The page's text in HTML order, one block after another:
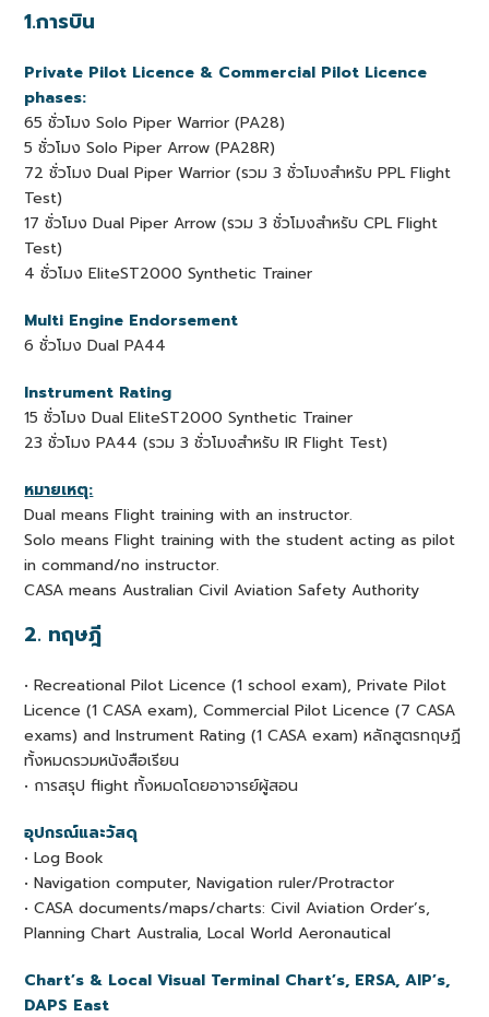
1.การบิน
Private Pilot Licence & Commercial Pilot Licence
phases:
65 ชั่วโมง Solo Piper Warrior (PA28)
5 ชั่วโมง Solo Piper Arrow (PA28R)
72 ชั่วโมง Dual Piper Warrior (รวม 3 ชั่วโมงสำหรับ PPL Flight
Test)
17 ชั่วโมง Dual Piper Arrow (รวม 3 ชั่วโมงสำหรับ CPL Flight
Test)
4 ชั่วโมง EliteST2000 Synthetic Trainer
Multi Engine Endorsement
6 ชั่วโมง Dual PA44
Instrument Rating
15 ชั่วโมง Dual EliteST2000 Synthetic Trainer
23 ชั่วโมง PA44 (รวม 3 ชั่วโมงสำหรับ IR Flight Test)
หมายเหตุ:
Dual means Flight training with an instructor.
Solo means Flight training with the student acting as pilot
in command/no instructor.
CASA means Australian Civil Aviation Safety Authority
2. ทฤษฎี
• Recreational Pilot Licence (1 school exam), Private Pilot
Licence (1 CASA exam), Commercial Pilot Licence (7 CASA
exams) and Instrument Rating (1 CASA exam) หลักสูตรทฤษฏี
ทั้งหมดรวมหนังสือเรียน
• การสรุป flight ทั้งหมดโดยอาจารย์ผู้สอน
อุปกรณ์และวัสดุ
• Log Book
• Navigation computer, Navigation ruler/Protractor
• CASA documents/maps/charts: Civil Aviation Order’s,
Planning Chart Australia, Local World Aeronautical
Chart’s & Local Visual Terminal Chart’s, ERSA, AIP’s,
DAPS East